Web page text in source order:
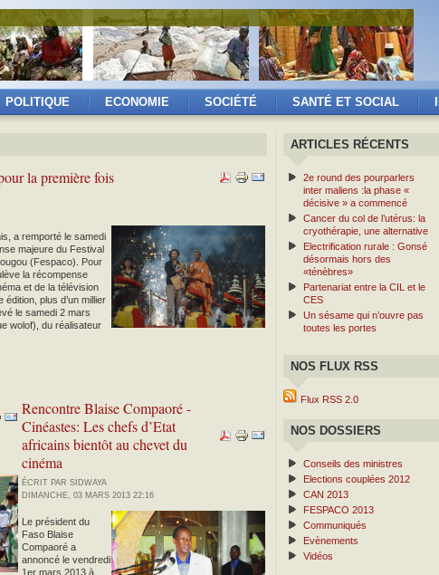
POLITIQUE ECONOMIE SOCIÉTÉ SANTÉ ET SOCIAL
la première fois
a remporté le samedi
majeure du Festival
(Fespaco). Pour
la récompense
et de la télévision
plus d’un millier
le samedi 2 mars
wolof), du réalisateur
Rencontre Blaise Compaoré -
Cinéastes: Les chefs d’Etat
africains bientôt au chevet du
cinéma
ÉCRIT PAR SIDWAYA
DIMANCHE, 03 MARS 2013 22:16
Le président du
Faso Blaise
Compaoré a
annoncé le vendredi
1er mars 2013 à
ARTICLES RÉCENTS
2e round des pourparlers
inter maliens :la phase «
décisive » a commencé
Cancer du col de l’utérus: la
cryothérapie, une alternative
Electrification rurale : Gonsé
désormais hors des
«ténèbres»
Partenariat entre la CIL et le
CES
Un sésame qui n’ouvre pas
toutes les portes
NOS FLUX RSS
Flux RSS 2.0
NOS DOSSIERS
Conseils des ministres
Elections couplées 2012
CAN 2013
FESPACO 2013
Communiqués
Evènements
Vidéos